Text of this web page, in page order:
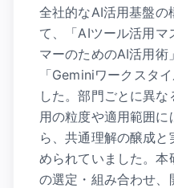
全社的なAI活用基盤の
て、「AIツール活用マ
マーのためのAI活用術
「Geminiワークスタ
した。部門ごとに異
用の粒度や適用範囲
ら、共通理解の醸成
められていました。
の選定・組み合わせ、